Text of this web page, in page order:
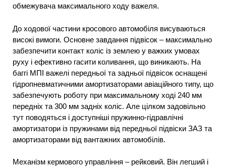
обмежувача максимального ходу важеля.
До ходової частини кросового автомобіля висуваються
високі вимоги. Основне завдання підвісок – максимально
забезпечити контакт коліс із землею у важких умовах
руху і ефективно гасити коливання, що виникають. На
баггі МПІ важелі передньої та задньої підвісок оснащені
гідропневматичними амортизаторами авіаційного типу, що
забезпечують роботу при максимальному ході 240 мм
передніх та 300 мм задніх коліс. Але цілком задовільно
тут поводяться і доступніші пружинно-гідравлічні
амортизатори із пружинами від передньої підвіски ЗАЗ та
амортизаторами від вантажних автомобілів.
Механізм кермового управління – рейковий. Він легший і